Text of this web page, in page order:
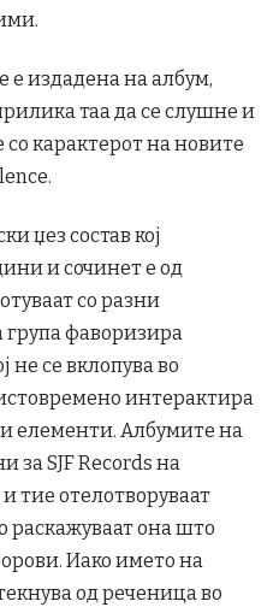
е издадена на албум,
таа да се слушне и
со карактерот на новите
џез состав кој
и сочинет е од
со разни
фаворизира
не се вклопува во
интерактира
елементи. Албумите на
за SJF Records на
тие отелотворуваат
раскажуваат она што
Иако името на
од реченица во